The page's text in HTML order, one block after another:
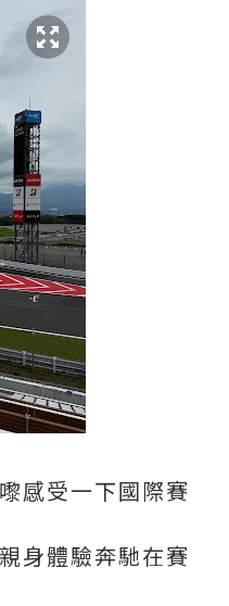
感受一下國際賽
身體驗奔馳在賽